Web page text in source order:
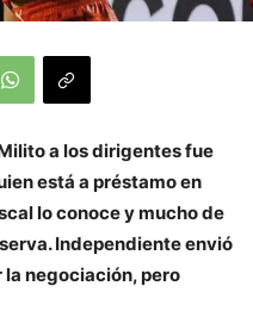
a los dirigentes fue
está a préstamo en
lo conoce y mucho de
Independiente envió
negociación, pero